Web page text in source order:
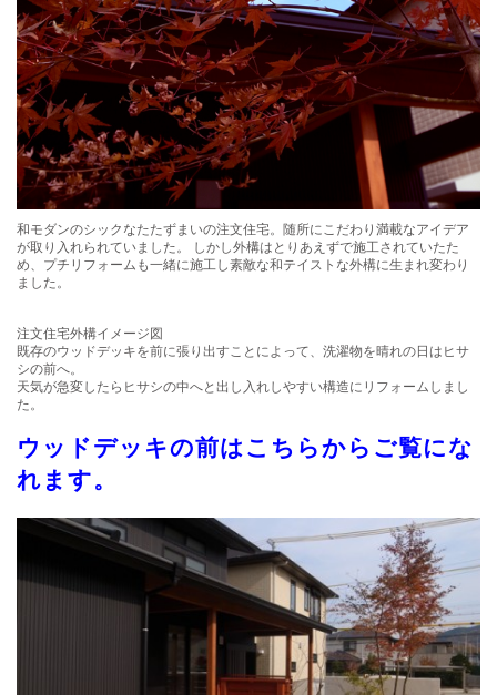
和モダンのシックなたたずまいの注文住宅。随所にこだわり満載なアイデア
が取り入れられていました。 しかし外構はとりあえずで施工されていたた
め、プチリフォームも一緒に施工し素敵な和テイストな外構に生まれ変わり
ました。
注文住宅外構イメージ図
既存のウッドデッキを前に張り出すことによって、洗濯物を晴れの日はヒサ
シの前へ。
天気が急変したらヒサシの中へと出し入れしやすい構造にリフォームしまし
た。
ウッドデッキの前はこちらからご覧にな
れます。